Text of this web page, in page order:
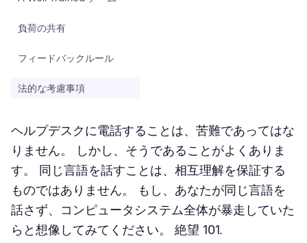
負荷の共有
フィードバックルール
法的な考慮事項
ヘルプデスクに電話することは、苦難であってはな
りません。 しかし、そうであることがよくありま
す。 同じ言語を話すことは、相互理解を保証する
ものではありません。 もし、あなたが同じ言語を
話さず、コンピュータシステム全体が暴走していた
らと想像してみてください。 絶望 101.